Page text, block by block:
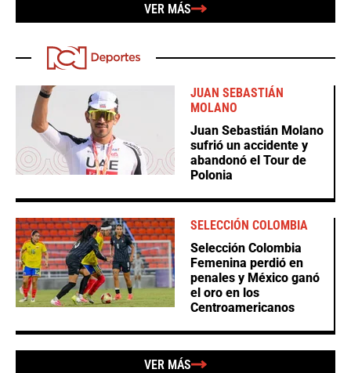
VER MÁS
JUAN SEBASTIÁN
MOLANO
Juan Sebastián Molano
sufrió un accidente y
abandonó el Tour de
Polonia
SELECCIÓN COLOMBIA
Selección Colombia
Femenina perdió en
penales y México ganó
el oro en los
Centroamericanos
VER MÁS